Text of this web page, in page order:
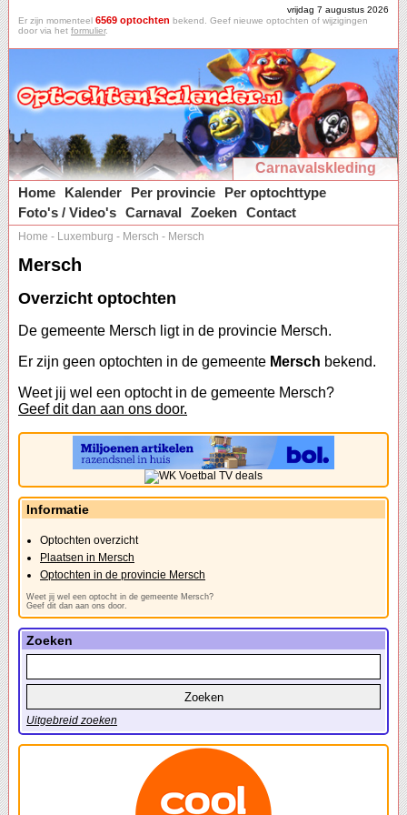
vrijdag 7 augustus 2026
Er zijn momenteel 6569 optochten bekend. Geef nieuwe optochten of wijzigingen
door via het formulier.
Carnavalskleding
Home
Kalender Per provincie
Per optochttype
Foto's / Video's Carnaval Zoeken Contact
Home - Luxemburg - Mersch - Mersch
Mersch
Overzicht optochten
De gemeente Mersch ligt in de provincie Mersch.
Er zijn geen optochten in de gemeente Mersch bekend.
Weet jij wel een optocht in de gemeente Mersch?
Geef dit dan aan ons door.
Informatie
Optochten overzicht
Plaatsen in Mersch
Optochten in de provincie Mersch
Weet jij wel een optocht in de gemeente Mersch?
Geef dit dan aan ons door.
Zoeken
Uitgebreid zoeken